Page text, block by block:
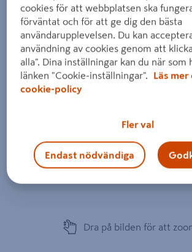
Dra på bilden för att
cookies för att webbplatsen ska
förväntat och för att ge dig den bästa
användarupplevelsen. Du kan
användning av cookies genom att
alla". Dina inställningar kan du när som
länken "Cookie-inställningar".
Läs mer
cookie-policy
Fler val
Endast nödvändiga